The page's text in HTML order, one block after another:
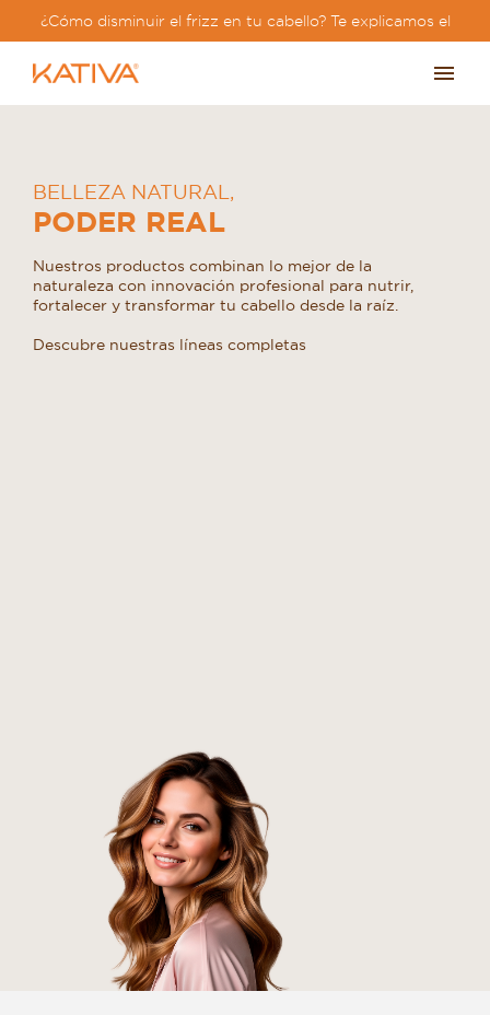
¿Cómo disminuir el frizz en tu cabello? Te explicamos el
BELLEZA NATURAL ,
PODER REAL
Nuestros productos combinan lo mejor de la
naturaleza con innovación profesional para nutrir,
fortalecer y transformar tu cabello desde la raíz.
Descubre nuestras líneas completas